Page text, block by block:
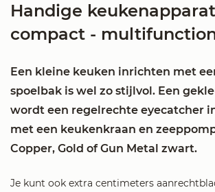
Handige
compact -
Een kleine keuken inrichten met
spoelbak is wel zo stijlvol. Een
wordt een regelrechte eyecatcher
met een keukenkraan en
Copper, Gold of Gun Metal zwart.
Je kunt ook extra centimeters